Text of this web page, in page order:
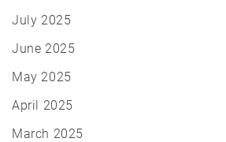
July 2025
June 2025
May 2025
April 2025
March 2025